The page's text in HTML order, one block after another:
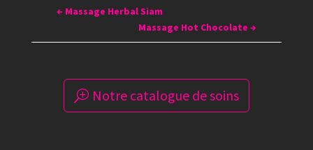
← Massage Herbal Siam
Massage Hot Chocolate →
Notre catalogue de soins